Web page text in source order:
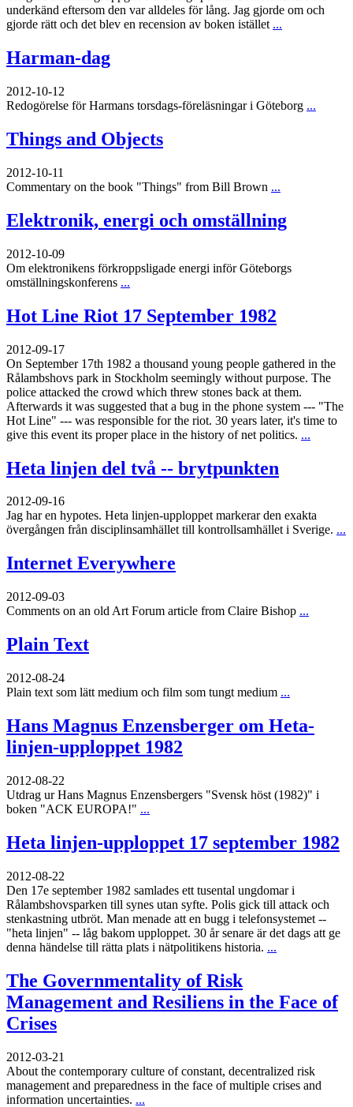
underkänd eftersom den var alldeles för lång. Jag gjorde om och
gjorde rätt och det blev en recension av boken istället ...
Harman-dag
2012-10-12
Redogörelse för Harmans torsdags-föreläsningar i Göteborg ...
Things and Objects
2012-10-11
Commentary on the book "Things" from Bill Brown ...
Elektronik, energi och omställning
2012-10-09
Om elektronikens förkroppsligade energi inför Göteborgs
omställningskonferens ...
Hot Line Riot 17 September 1982
2012-09-17
On September 17th 1982 a thousand young people gathered in the
Rålambshovs park in Stockholm seemingly without purpose. The
police attacked the crowd which threw stones back at them.
Afterwards it was suggested that a bug in the phone system --- "The
Hot Line" --- was responsible for the riot. 30 years later, it's time to
give this event its proper place in the history of net politics. ...
Heta linjen del två -- brytpunkten
2012-09-16
Jag har en hypotes. Heta linjen-upploppet markerar den exakta
övergången från disciplinsamhället till kontrollsamhället i Sverige. ...
Internet Everywhere
2012-09-03
Comments on an old Art Forum article from Claire Bishop ...
Plain Text
2012-08-24
Plain text som lätt medium och film som tungt medium ...
Hans Magnus Enzensberger om Heta-
linjen-upploppet 1982
2012-08-22
Utdrag ur Hans Magnus Enzensbergers "Svensk höst (1982)" i
boken "ACK EUROPA!" ...
Heta linjen-upploppet 17 september 1982
2012-08-22
Den 17e september 1982 samlades ett tusental ungdomar i
Rålambshovsparken till synes utan syfte. Polis gick till attack och
stenkastning utbröt. Man menade att en bugg i telefonsystemet --
"heta linjen" -- låg bakom upploppet. 30 år senare är det dags att ge
denna händelse till rätta plats i nätpolitikens historia. ...
The Governmentality of Risk
Management and Resiliens in the Face of
Crises
2012-03-21
About the contemporary culture of constant, decentralized risk
management and preparedness in the face of multiple crises and
information uncertainties. ...